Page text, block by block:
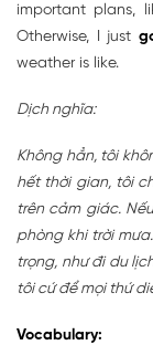
important plans,
Otherwise, I just
weather is like.
Dịch nghĩa:
Không hẳn, tôi
hết thời gian, tôi
trên cảm giác.
phòng khi trời
trọng, như đi du
tôi cứ để mọi thứ
Vocabulary: